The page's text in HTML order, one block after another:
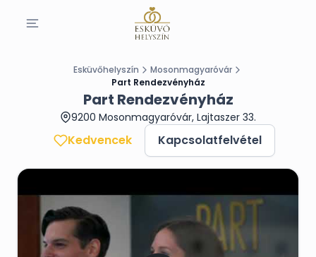
Esküvőhelyszín
Mosonmagyaróvár
Part Rendezvényház
Part Rendezvényház
9200 Mosonmagyaróvár, Lajtaszer 33.
Kedvencek Kapcsolatfelvétel